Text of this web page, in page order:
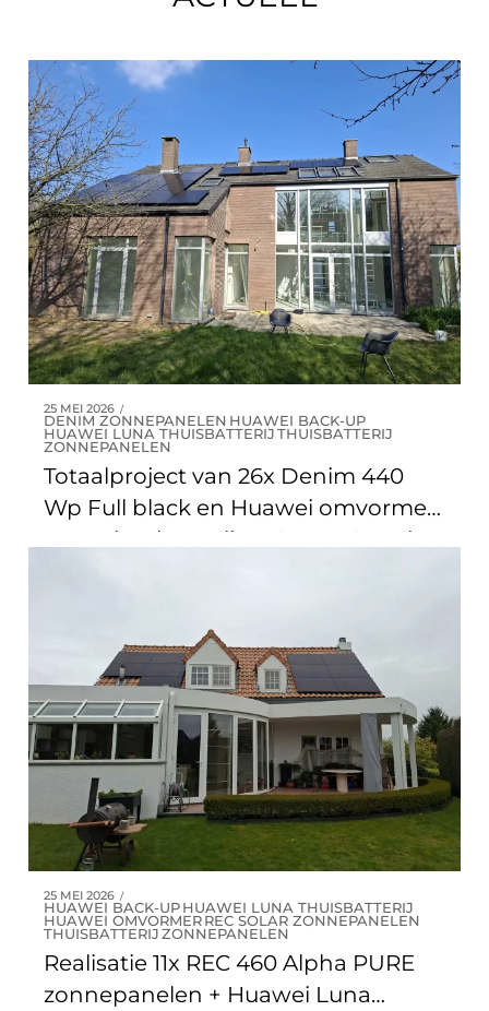
9
0
7
8
9
0
9
0
25 MEI 2026
DENIM ZONNEPANELEN HUAWEI BACK-UP
HUAWEI LUNA THUISBATTERIJ THUISBATTERIJ
ZONNEPANELEN
Totaalproject van 26x Denim 440
Wp Full black en Huawei omvormer
met 15kW batterij en Smart Guard +
te Wezembeek-Oppem
25 MEI 2026
HUAWEI BACK-UP HUAWEI LUNA THUISBATTERIJ
HUAWEI OMVORMER REC SOLAR ZONNEPANELEN
THUISBATTERIJ ZONNEPANELEN
Realisatie 11x REC 460 Alpha PURE
zonnepanelen + Huawei Luna